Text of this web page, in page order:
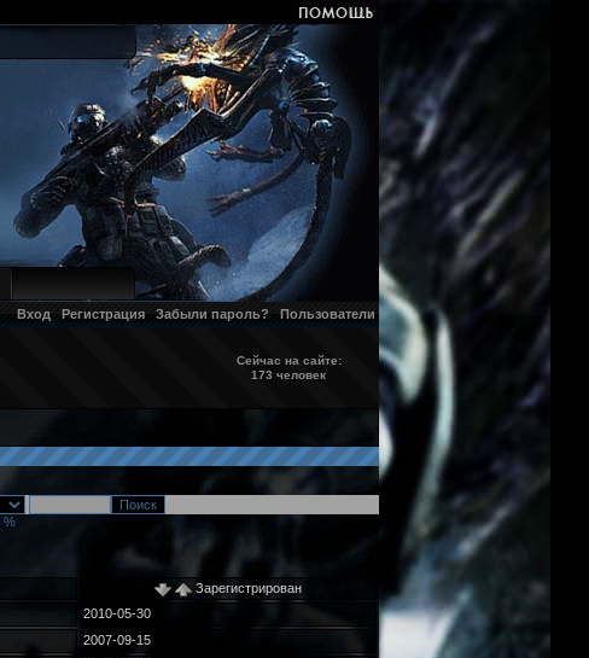
Вход Регистрация Забыли пароль? Пользователи
Сейчас на сайте:
173 человек
%
Зарегистрирован
2010-05-30
2007-09-15